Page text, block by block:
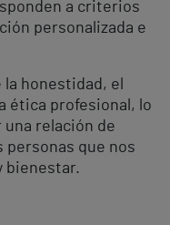
a criterios
personalizada e
la honestidad, el
ética profesional, lo
relación de
personas que nos
bienestar.